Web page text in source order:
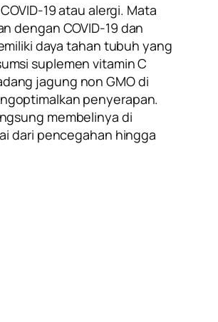
19 atau alergi. Mata
dengan COVID-19 dan
daya tahan tubuh yang
suplemen vitamin C
jagung non GMO di
penyerapan.
membelinya di
dari pencegahan hingga